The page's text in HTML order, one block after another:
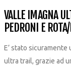
VALLE IMAGNA
PEDRONI E
E’ stato
ultra trail, grazie ad